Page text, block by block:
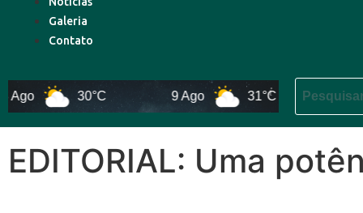
Galeria
Contato
30°C 9 Ago 31°C 10 Ago
EDITORIAL: Uma